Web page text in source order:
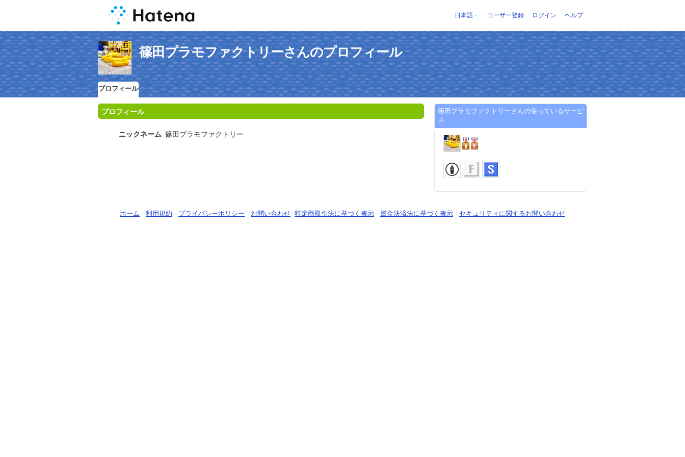
日本語 ユーザー登録 ログイン ヘルプ
篠田プラモファクトリーさんのプロフィール
プロフィール
プロフィール
ニックネーム 篠田プラモファクトリー
篠田プラモファクトリーさんの使っているサービ
ス
ホーム - 利用規約 - プライバシーポリシー - お問い合わせ- 特定商取引法に基づく表示 - 資金決済法に基づく表示 - セキュリティに関するお問い合わせ